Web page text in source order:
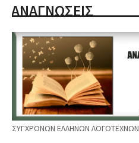
ΑΝΑΓΝΩΣΕΙΣ
ΣΥΓΧΡΟΝΩΝ ΕΛΛΗΝΩΝ ΛΟΓΟΤΕΧΝΩΝ